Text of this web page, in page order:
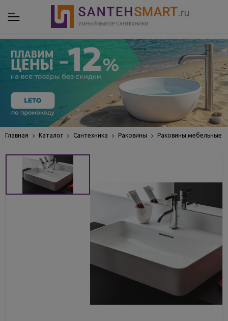
Главная Каталог Сантехника Раковины Раковины мебельные